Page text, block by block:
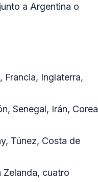
a Argentina o
Francia, Inglaterra,
Senegal, Irán, Corea
Túnez, Costa de
Zelanda, cuatro